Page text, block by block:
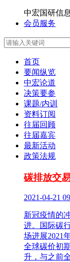
中宏国研信
会员服务
首页
要闻纵览
中宏论道
决策要参
课题/内训
资料订阅
往届回顾
往届嘉宾
最新活动
政策法规
碳排放交
2021-04-21
新冠疫情的
进。国际碳
场进展2021
全球碳价初
升，与之前